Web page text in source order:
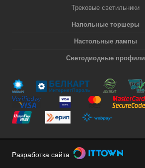
Трековые светильники
Напольные торшеры
Настольные лампы
Светодиодные профили
Разработка сайта